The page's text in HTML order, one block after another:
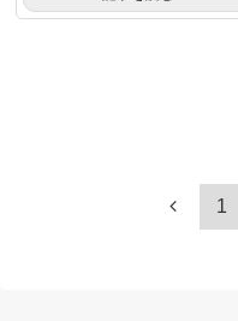
1